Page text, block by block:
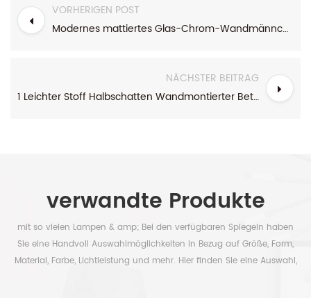
VORHERIGEN POST
Modernes mattiertes Glas-Chrom-Wandmännchen mit Zugkettenschalter
NÄCHSTER BEITRAG
1 Leichter Stoff Halbschatten Wandmontierter Bettwand mit schwarzen Akzenten
verwandte Produkte
mit so vielen Lampen & amp; Bei den verfügbaren Spiegeln haben
Sie eine Handvoll Auswahlmöglichkeiten in Bezug auf Größe, Form,
Material, Farbe, Lichtleistung und mehr. Hier finden Sie eine Auswahl,